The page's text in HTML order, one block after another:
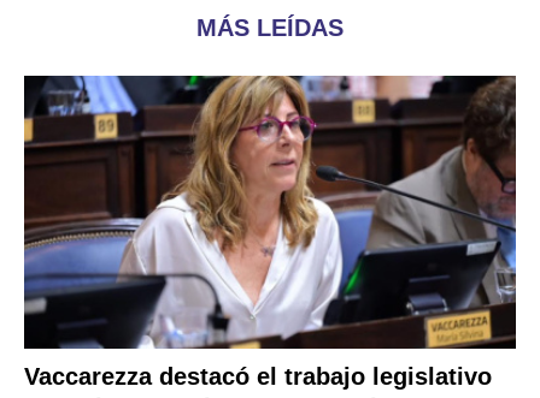
MÁS LEÍDAS
Vaccarezza destacó el trabajo legislativo